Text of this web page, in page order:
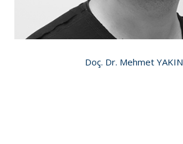
Doç. Dr. Mehmet YAKIN